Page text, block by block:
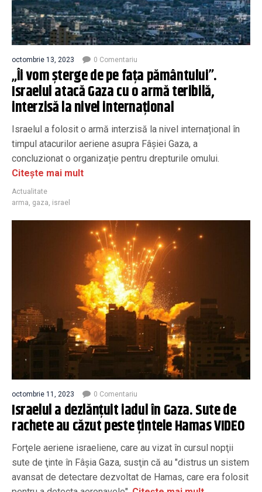
octombrie 13, 2023 0 Comentariu
„Îi vom șterge de pe fața pământului”.
Israelul atacă Gaza cu o armă teribilă,
interzisă la nivel internațional
Israelul a folosit o armă interzisă la nivel internațional în
timpul atacurilor aeriene asupra Fâșiei Gaza, a
concluzionat o organizație pentru drepturile omului.
Citește mai mult
Actualitate
arma, gaza, israel
octombrie 11, 2023 0 Comentariu
Israelul a dezlănțuit iadul în Gaza. Sute de
rachete au căzut peste țintele Hamas VIDEO
Forţele aeriene israeliene, care au vizat în cursul nopţii
sute de ţinte în Fâşia Gaza, susţin că au "distrus un sistem
avansat de detectare dezvoltat de Hamas, care era folosit